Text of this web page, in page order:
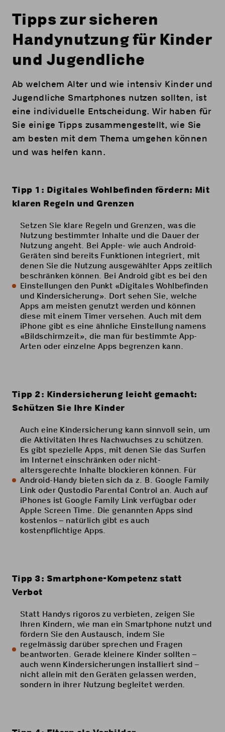
Tipps zur sicheren
Handynutzung für Kinder
und Jugendliche
Ab welchem Alter und wie intensiv Kinder und
Jugendliche Smartphones nutzen sollten, ist
eine individuelle Entscheidung. Wir haben für
Sie einige Tipps zusammengestellt, wie Sie
am besten mit dem Thema umgehen können
und was helfen kann.
Tipp 1: Digitales Wohlbefinden fördern: Mit
klaren Regeln und Grenzen
Setzen Sie klare Regeln und Grenzen, was die
Nutzung bestimmter Inhalte und die Dauer der
Nutzung angeht. Bei Apple- wie auch Android-
Geräten sind bereits Funktionen integriert, mit
denen Sie die Nutzung ausgewählter Apps zeitlich
beschränken können. Bei Android gibt es bei den
Einstellungen den Punkt «Digitales Wohlbefinden
und Kindersicherung». Dort sehen Sie, welche
Apps am meisten genutzt werden und können
diese mit einem Timer versehen. Auch mit dem
iPhone gibt es eine ähnliche Einstellung namens
«Bildschirmzeit», die man für bestimmte App-
Arten oder einzelne Apps begrenzen kann.
Tipp 2: Kindersicherung leicht gemacht:
Schützen Sie Ihre Kinder
Auch eine Kindersicherung kann sinnvoll sein, um
die Aktivitäten Ihres Nachwuchses zu schützen.
Es gibt spezielle Apps, mit denen Sie das Surfen
im Internet einschränken oder nicht-
altersgerechte Inhalte blockieren können. Für
Android-Handy bieten sich da z. B. Google Family
Link oder Qustodio Parental Control an. Auch auf
iPhones ist Google Family Link verfügbar oder
Apple Screen Time. Die genannten Apps sind
kostenlos – natürlich gibt es auch
kostenpflichtige Apps.
Tipp 3: Smartphone-Kompetenz statt
Verbot
Statt Handys rigoros zu verbieten, zeigen Sie
Ihren Kindern, wie man ein Smartphone nutzt und
fördern Sie den Austausch, indem Sie
regelmässig darüber sprechen und Fragen
beantworten. Gerade kleinere Kinder sollten –
auch wenn Kindersicherungen installiert sind –
nicht allein mit den Geräten gelassen werden,
sondern in ihrer Nutzung begleitet werden.